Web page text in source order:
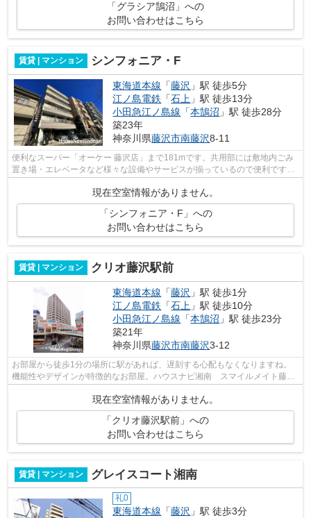
「グラシア鵠沼」への
お問い合わせはこちら
賃貸 | マンション シンフォニア・F
東海道本線 「藤沢 」駅 徒歩5分
江ノ島電鉄 「石上 」駅 徒歩13分
小田急江ノ島線 「本鵠沼 」駅 徒歩28分
築23年
神奈川県藤沢市南藤沢8-11
便利なスーパー「オーケー 藤沢店」まで181mです。共用部には敷地内ごみ
置き場・エレベータなど様々な設備やサービスが揃っているので便利です。
現在空室情報がありません。
「シンフォニア・F」への
お問い合わせはこちら
賃貸 | マンション クリオ藤沢駅前
東海道本線 「藤沢 」駅 徒歩1分
江ノ島電鉄 「石上 」駅 徒歩10分
小田急江ノ島線 「本鵠沼 」駅 徒歩23分
築21年
神奈川県藤沢市南藤沢3-12
お部屋から徒歩1分の場所に駅があれば、遅刻する心配もなくなりますね。
機能性やデザインが特徴的なお部屋。ハウスナビ湘南 スマイルメイト藤沢
店が喜んで藤沢市エリアにある物件探し...
現在空室情報がありません。
「クリオ藤沢駅前」への
お問い合わせはこちら
賃貸 | マンション グレイスコート湘南
礼0
東海道本線 「藤沢 」駅 徒歩3分